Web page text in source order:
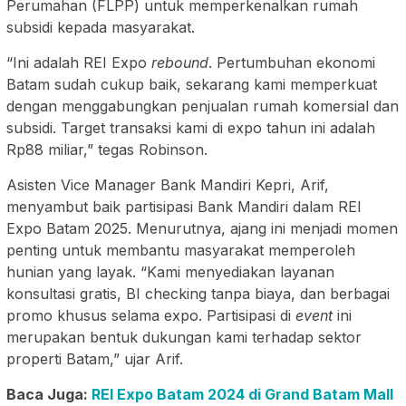
Perumahan (FLPP) untuk memperkenalkan rumah
subsidi kepada masyarakat.
“Ini adalah REI Expo rebound. Pertumbuhan ekonomi
Batam sudah cukup baik, sekarang kami memperkuat
dengan menggabungkan penjualan rumah komersial dan
subsidi. Target transaksi kami di expo tahun ini adalah
Rp88 miliar,” tegas Robinson.
Asisten Vice Manager Bank Mandiri Kepri, Arif,
menyambut baik partisipasi Bank Mandiri dalam REI
Expo Batam 2025. Menurutnya, ajang ini menjadi momen
penting untuk membantu masyarakat memperoleh
hunian yang layak. “Kami menyediakan layanan
konsultasi gratis, BI checking tanpa biaya, dan berbagai
promo khusus selama expo. Partisipasi di eventini
merupakan bentuk dukungan kami terhadap sektor
properti Batam,” ujar Arif.
Baca Juga: REI Expo Batam 2024 di Grand Batam Mall